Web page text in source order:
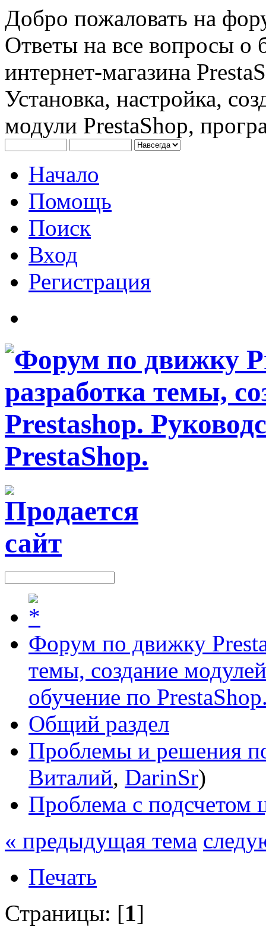
Добро пожаловать на
Ответы на все вопросы о
интернет-магазина
Установка, настройка,
модули PrestaShop,
Начало
Помощь
Поиск
Вход
Регистрация
Форум по движку
темы, создание
обучение по
Общий раздел
Проблемы и решения
Виталий, DarinSr)
Проблема с подсчетом
« предыдущая тема
Печать
Страницы: [1]